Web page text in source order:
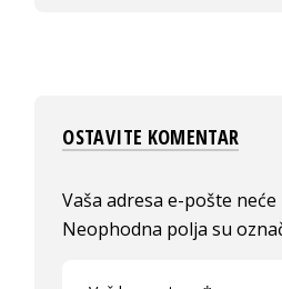
OSTAVITE KOMENTAR
Vaša adresa e-pošte
Neophodna polja su